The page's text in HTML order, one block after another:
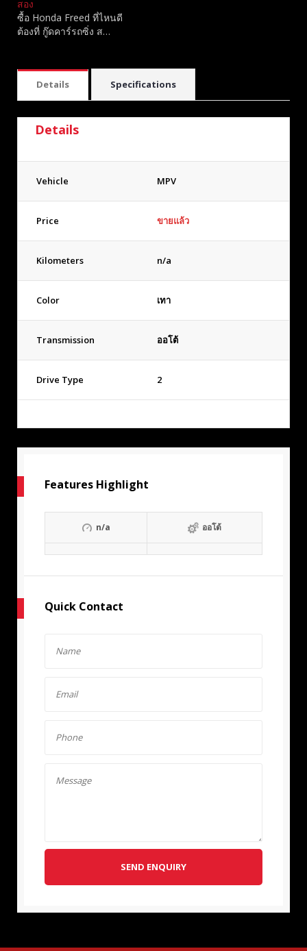
สอง
ซื้อ Honda Freed ที่ไหนดี
ต้องที่ กู๊ดคาร์รถซิ่ง ส…
Details Specifications
Details
Vehicle MPV
Price ขายแล้ว
Kilometers n/a
Color เทา
Transmission ออโต้
Drive Type 2
Features Highlight
n/a ออโต้
Quick Contact
SEND ENQUIRY